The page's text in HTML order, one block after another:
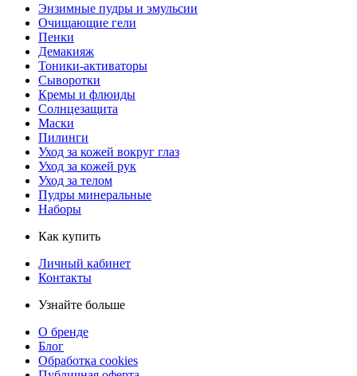
Энзимные пудры и эмульсии
Очищающие гели
Пенки
Демакияж
Тоники-активаторы
Сыворотки
Кремы и флюиды
Солнцезащита
Маски
Пилинги
Уход за кожей вокруг глаз
Уход за кожей рук
Уход за телом
Пудры минеральные
Наборы
Как купить
Личный кабинет
Контакты
Узнайте больше
О бренде
Блог
Обработка cookies